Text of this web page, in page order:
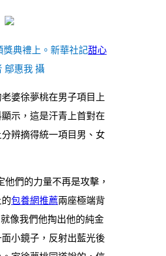
典禮上。新華社記甜心
鄔惠我 攝
婆徐夢桃在男子項目上
示，這是汗青上首對在
分辨摘得統一項目男、女
他們的力量不再是攻擊，
包養網推薦兩座極端背
像我們他掏出他的純金
小鏡子，反射出藍光後